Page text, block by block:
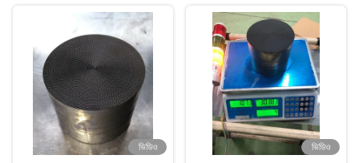
ভিডিও
ভিডিও